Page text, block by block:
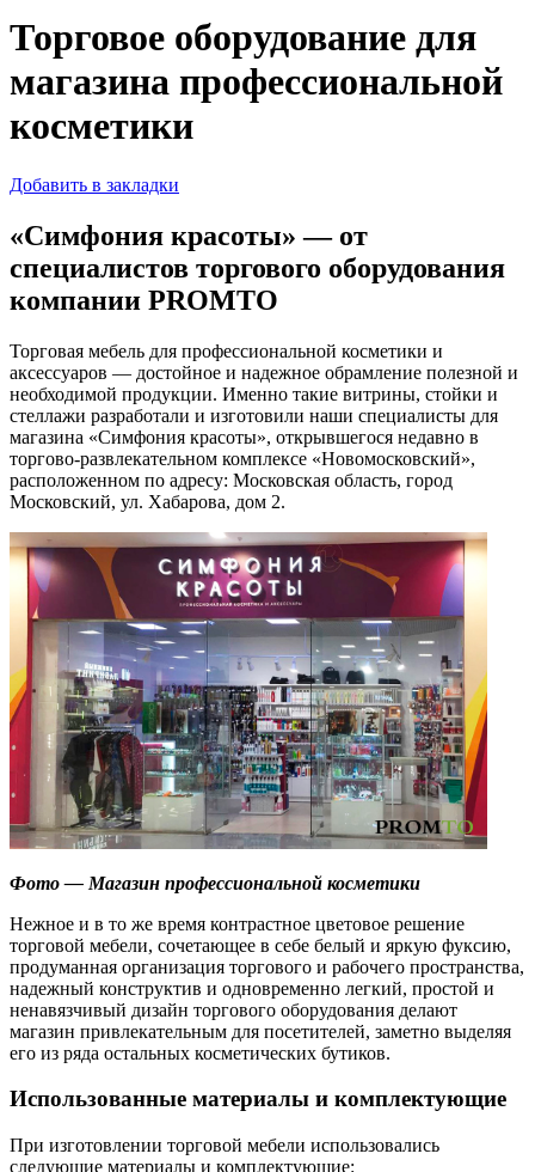
Торговое оборудование для
магазина профессиональной
косметики
Добавить в закладки
«Симфония красоты» — от
специалистов торгового оборудования
компании PROMTO
Торговая мебель для профессиональной косметики и
аксессуаров — достойное и надежное обрамление полезной и
необходимой продукции. Именно такие витрины, стойки и
стеллажи разработали и изготовили наши специалисты для
магазина «Симфония красоты», открывшегося недавно в
торгово-развлекательном комплексе «Новомосковский»,
расположенном по адресу: Московская область, город
Московский, ул. Хабарова, дом 2.
Фото — Магазин профессиональной косметики
Нежное и в то же время контрастное цветовое решение
торговой мебели, сочетающее в себе белый и яркую фуксию,
продуманная организация торгового и рабочего пространства,
надежный конструктив и одновременно легкий, простой и
ненавязчивый дизайн торгового оборудования делают
магазин привлекательным для посетителей, заметно выделяя
его из ряда остальных косметических бутиков.
Использованные материалы и комплектующие
При изготовлении торговой мебели использовались
следующие материалы и комплектующие: